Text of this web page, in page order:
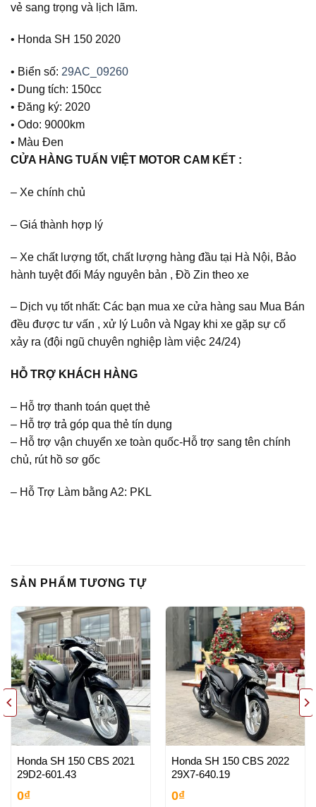
vẻ sang trọng và lịch lãm.
• Honda SH 150 2020
• Biển số: 29AC_09260
• Dung tích: 150cc
• Đăng ký: 2020
• Odo: 9000km
• Màu Đen
CỬA HÀNG TUẤN VIỆT MOTOR CAM KẾT :
– Xe chính chủ
– Giá thành hợp lý
– Xe chất lượng tốt, chất lượng hàng đầu tại Hà Nội, Bảo
hành tuyệt đối Máy nguyên bản , Đồ Zin theo xe
– Dịch vụ tốt nhất: Các bạn mua xe cửa hàng sau Mua Bán
đều được tư vấn , xử lý Luôn và Ngay khi xe gặp sự cố
xảy ra (đội ngũ chuyên nghiệp làm việc 24/24)
HỖ TRỢ KHÁCH HÀNG
– Hỗ trợ thanh toán quẹt thẻ
– Hỗ trợ trả góp qua thẻ tín dụng
– Hỗ trợ vận chuyển xe toàn quốc-Hỗ trợ sang tên chính
chủ, rút hồ sơ gốc
– Hỗ Trợ Làm bằng A2: PKL
SẢN PHẨM TƯƠNG TỰ
Honda SH 150 CBS 2021
29D2-601.43
0₫
Honda SH 150 CBS 2022
29X7-640.19
0₫